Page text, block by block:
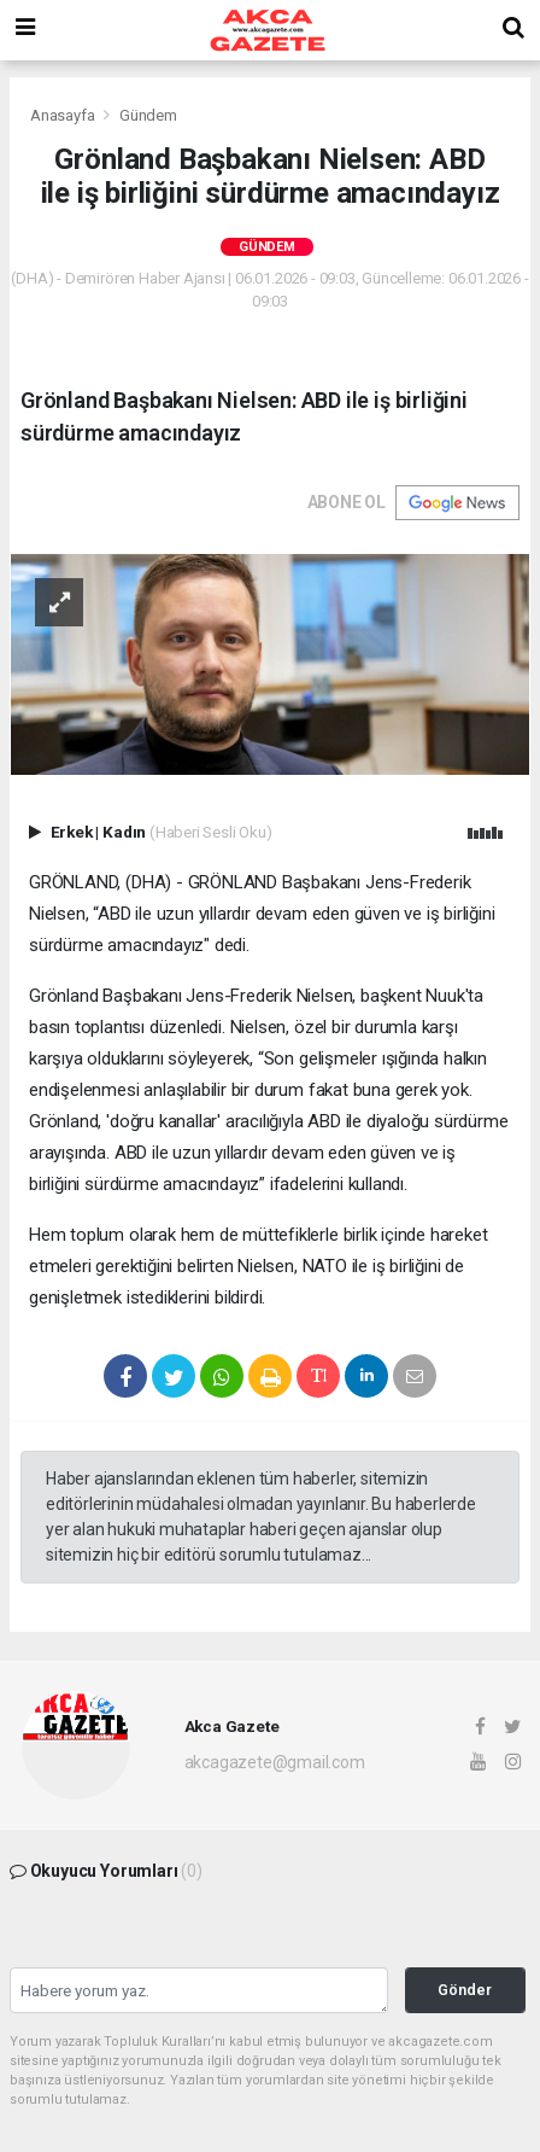
Anasayfa Gündem
Grönland Başbakanı Nielsen: ABD
ile iş birliğini sürdürme amacındayız
GÜNDEM
(DHA) - Demirören Haber Ajansı | 06.01.2026 - 09:03, Güncelleme: 06.01.2026 -
09:03
Grönland Başbakanı Nielsen: ABD ile iş birliğini
sürdürme amacındayız
ABONE OL
Erkek| Kadın (Haberi Sesli Oku)
GRÖNLAND, (DHA) - GRÖNLAND Başbakanı Jens-Frederik
Nielsen, “ABD ile uzun yıllardır devam eden güven ve iş birliğini
sürdürme amacındayız" dedi.
Grönland Başbakanı Jens-Frederik Nielsen, başkent Nuuk'ta
basın toplantısı düzenledi. Nielsen, özel bir durumla karşı
karşıya olduklarını söyleyerek, “Son gelişmeler ışığında halkın
endişelenmesi anlaşılabilir bir durum fakat buna gerek yok.
Grönland, 'doğru kanallar' aracılığıyla ABD ile diyaloğu sürdürme
arayışında. ABD ile uzun yıllardır devam eden güven ve iş
birliğini sürdürme amacındayız” ifadelerini kullandı.
Hem toplum olarak hem de müttefiklerle birlik içinde hareket
etmeleri gerektiğini belirten Nielsen, NATO ile iş birliğini de
genişletmek istediklerini bildirdi.
Haber ajanslarından eklenen tüm haberler, sitemizin
editörlerinin müdahalesi olmadan yayınlanır. Bu haberlerde
yer alan hukuki muhataplar haberi geçen ajanslar olup
sitemizin hiç bir editörü sorumlu tutulamaz...
Akca Gazete
akcagazete@gmail.com
Okuyucu Yorumları (0)
Gönder
Yorum yazarak Topluluk Kuralları’nı kabul etmiş bulunuyor ve akcagazete.com
sitesine yaptığınız yorumunuzla ilgili doğrudan veya dolaylı tüm sorumluluğu tek
başınıza üstleniyorsunuz. Yazılan tüm yorumlardan site yönetimi hiçbir şekilde
sorumlu tutulamaz.